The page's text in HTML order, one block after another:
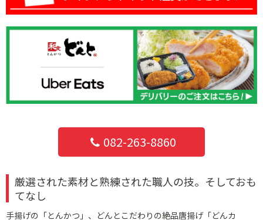
082-263-8860
厳選された素材と熟練された職人の技。そしておも
てなし
手揚げの「とんかつ」、どんとこだわりの絶品唐揚げ「どんカ